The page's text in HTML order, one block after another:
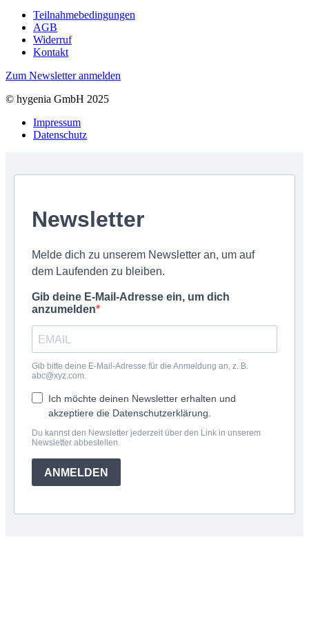
Teilnahmebedingungen
AGB
Widerruf
Kontakt
Zum Newsletter anmelden
© hygenia GmbH 2025
Impressum
Datenschutz
Newsletter
Melde dich zu unserem Newsletter an, um auf
dem Laufenden zu bleiben.
Gib deine E-Mail-Adresse ein, um dich
anzumelden
Gib bitte deine E-Mail-Adresse für die Anmeldung an, z. B.
abc@xyz.com.
Ich möchte deinen Newsletter erhalten und
akzeptiere die Datenschutzerklärung.
Du kannst den Newsletter jederzeit über den Link in unserem
Newsletter abbestellen.
ANMELDEN